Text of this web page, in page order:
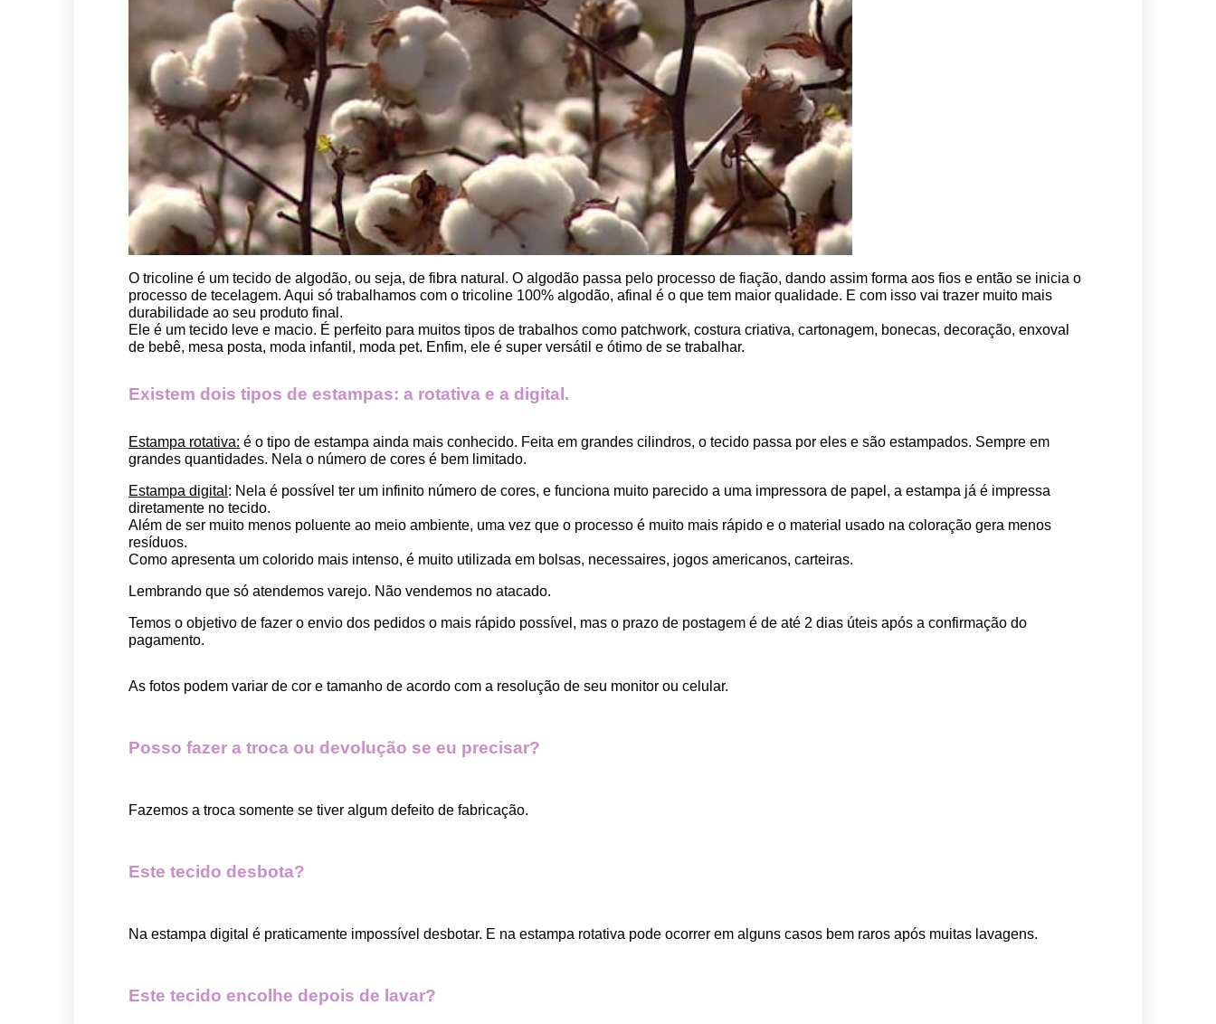
O tricoline é um tecido de algodão, ou seja, de fibra natural. O algodão passa pelo processo de fiação, dando assim forma aos fios e então se inicia o
processo de tecelagem. Aqui só trabalhamos com o tricoline 100% algodão, afinal é o que tem maior qualidade. E com isso vai trazer muito mais
durabilidade ao seu produto final.
Ele é um tecido leve e macio. É perfeito para muitos tipos de trabalhos como patchwork, costura criativa, cartonagem, bonecas, decoração, enxoval
de bebê, mesa posta, moda infantil, moda pet. Enfim, ele é super versátil e ótimo de se trabalhar.
Existem dois tipos de estampas: a rotativa e a digital.
Estampa rotativa: é o tipo de estampa ainda mais conhecido. Feita em grandes cilindros, o tecido passa por eles e são estampados. Sempre em
grandes quantidades. Nela o número de cores é bem limitado.
Estampa digital : Nela é possível ter um infinito número de cores, e funciona muito parecido a uma impressora de papel, a estampa já é impressa
diretamente no tecido.
Além de ser muito menos poluente ao meio ambiente, uma vez que o processo é muito mais rápido e o material usado na coloração gera menos
resíduos.
Como apresenta um colorido mais intenso, é muito utilizada em bolsas, necessaires, jogos americanos, carteiras.
Lembrando que só atendemos varejo. Não vendemos no atacado.
Temos o objetivo de fazer o envio dos pedidos o mais rápido possível, mas o prazo de postagem é de até 2 dias úteis após a confirmação do
pagamento.
As fotos podem variar de cor e tamanho de acordo com a resolução de seu monitor ou celular.
Posso fazer a troca ou devolução se eu precisar?
Fazemos a troca somente se tiver algum defeito de fabricação.
Este tecido desbota?
Na estampa digital é praticamente impossível desbotar. E na estampa rotativa pode ocorrer em alguns casos bem raros após muitas lavagens.
Este tecido encolhe depois de lavar?